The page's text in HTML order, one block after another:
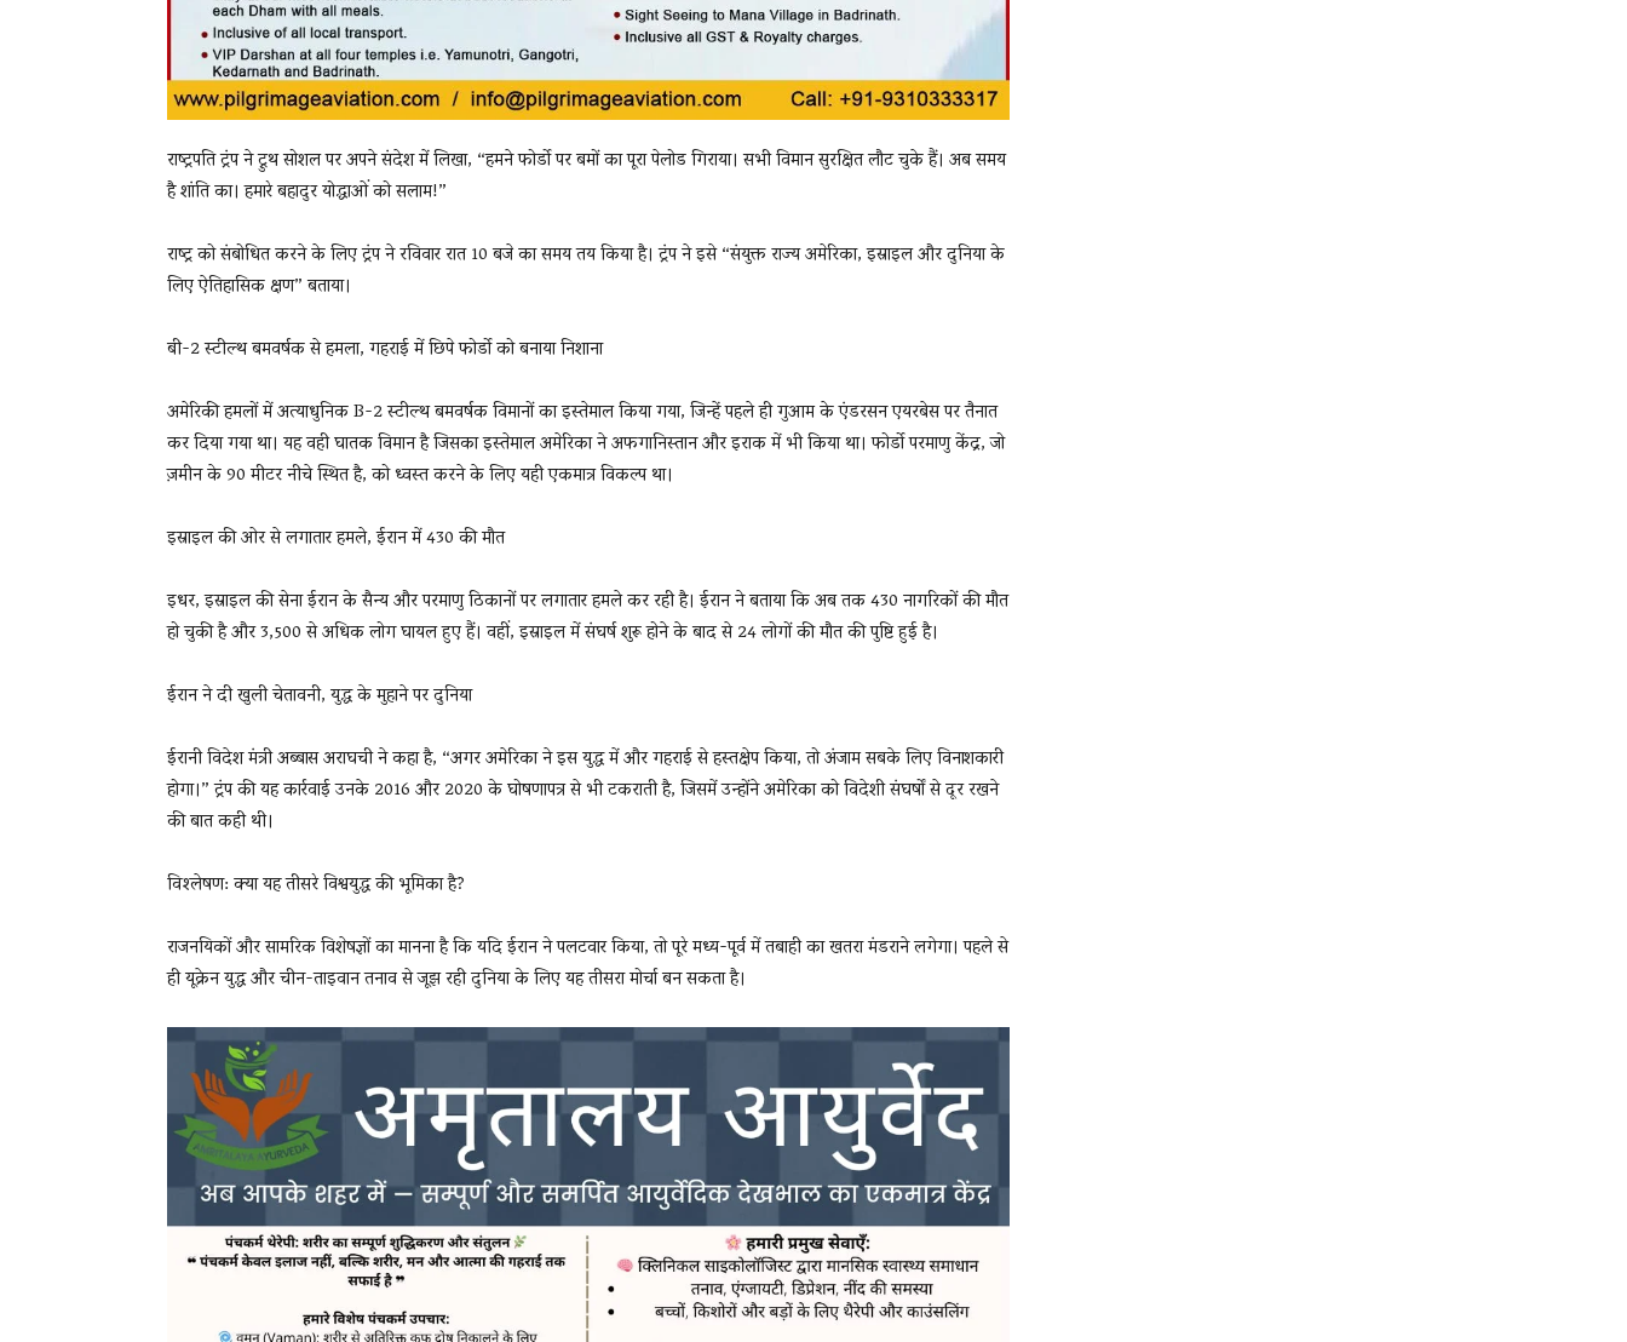
राष्ट्रपति ट्रंप ने ट्रुथ सोशल पर अपने संदेश में लिखा, “हमने फोर्डो पर बमों का पूरा पेलोड गिराया। सभी विमान सुरक्षित लौट चुके हैं। अब समय
है शांति का। हमारे बहादुर योद्धाओं को सलाम!”
राष्ट्र को संबोधित करने के लिए ट्रंप ने रविवार रात 10 बजे का समय तय किया है। ट्रंप ने इसे “संयुक्त राज्य अमेरिका, इस्राइल और दुनिया के
लिए ऐतिहासिक क्षण” बताया।
बी-2 स्टील्थ बमवर्षक से हमला, गहराई में छिपे फोर्डो को बनाया निशाना
अमेरिकी हमलों में अत्याधुनिक B-2 स्टील्थ बमवर्षक विमानों का इस्तेमाल किया गया, जिन्हें पहले ही गुआम के एंडरसन एयरबेस पर तैनात
कर दिया गया था। यह वही घातक विमान है जिसका इस्तेमाल अमेरिका ने अफगानिस्तान और इराक में भी किया था। फोर्डो परमाणु केंद्र, जो
ज़मीन के 90 मीटर नीचे स्थित है, को ध्वस्त करने के लिए यही एकमात्र विकल्प था।
इस्राइल की ओर से लगातार हमले, ईरान में 430 की मौत
इधर, इस्राइल की सेना ईरान के सैन्य और परमाणु ठिकानों पर लगातार हमले कर रही है। ईरान ने बताया कि अब तक 430 नागरिकों की मौत
हो चुकी है और 3,500 से अधिक लोग घायल हुए हैं। वहीं, इस्राइल में संघर्ष शुरू होने के बाद से 24 लोगों की मौत की पुष्टि हुई है।
ईरान ने दी खुली चेतावनी, युद्ध के मुहाने पर दुनिया
ईरानी विदेश मंत्री अब्बास अराघची ने कहा है, “अगर अमेरिका ने इस युद्ध में और गहराई से हस्तक्षेप किया, तो अंजाम सबके लिए विनाशकारी
होगा।” ट्रंप की यह कार्रवाई उनके 2016 और 2020 के घोषणापत्र से भी टकराती है, जिसमें उन्होंने अमेरिका को विदेशी संघर्षों से दूर रखने
की बात कही थी।
विश्लेषण: क्या यह तीसरे विश्वयुद्ध की भूमिका है?
राजनयिकों और सामरिक विशेषज्ञों का मानना है कि यदि ईरान ने पलटवार किया, तो पूरे मध्य-पूर्व में तबाही का खतरा मंडराने लगेगा। पहले से
ही यूक्रेन युद्ध और चीन-ताइवान तनाव से जूझ रही दुनिया के लिए यह तीसरा मोर्चा बन सकता है।